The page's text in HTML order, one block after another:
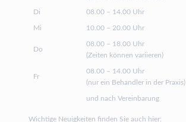
Di 08.00 – 14.00 Uhr
Mi 10.00 – 20.00 Uhr
Do
08.00 – 18.00 Uhr
(Zeiten können variieren)
Fr
08.00 – 14.00 Uhr
(nur ein Behandler in der Praxis)
und nach Vereinbarung
Wichtige Neuigkeiten finden Sie auch hier: